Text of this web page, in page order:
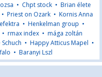
• Chpt stock • Brian élete
• Priest on Ozark • Kornis Anna
• Henkelman group •
• rmax index • mága zoltán
• Happy Atticus Mapel •
• Baranyi Lszl